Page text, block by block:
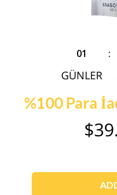
01
GÜNLER
:
%100 Para